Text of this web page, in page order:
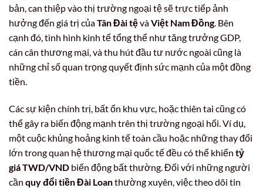
bản, can thiệp vào thị trường ngoại tệ sẽ trực tiếp ảnh
hưởng đến giá trị củaTân Đài tệvàViệt Nam Đồng. Bên
cạnh đó, tình hình kinh tế tổng thể như tăng trưởng GDP,
cán cân thương mại, và thu hút đầu tư nước ngoài cũng là
những chỉ số quan trọng quyết định sức mạnh của một đồng
tiền.
Các sự kiện chính trị, bất ổn khu vực, hoặc thiên tai cũng có
thể gây ra biến động mạnh trên thị trường ngoại hối. Ví dụ,
một cuộc khủng hoảng kinh tế toàn cầu hoặc những thay đổi
lớn trong quan hệ thương mại quốc tế đều có thể khiến tỷ
giá TWD/VND biến động bất thường. Đối với những người
cần quy đổi tiền Đài Loanthường xuyên, việc theo dõi tin